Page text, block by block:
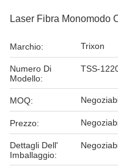
Laser Fibra Monomodo
Marchio: Trixon
Numero Di
Modello:
TSS-
MOQ:
Prezzo:
Dettagli Dell'
Imballaggio: